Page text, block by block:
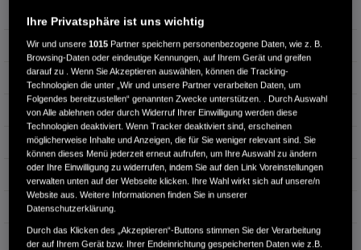
Türen 4
Leistung 135 kW / 184 PS
Hubraum 1.993 cm³
Erstzulassung 08.2025
Bauart SUV
Energieverbrauch kombiniert:
CO₂-Emissionen kombiniert: 135 g/km
Ihre Privatsphäre ist uns wichtig
Wir und unsere1015 Partner speichern personenbezogene Daten, wie z. B.
Browsing-Daten oder eindeutige Kennungen, auf Ihrem Gerät und greifen
darauf zu . Wenn Sie Akzeptieren auswählen, können die Tracking-
Technologien die unter „Wir und unsere Partner verarbeiten Daten, um
Folgendes bereitzustellen“ genannten Zwecke unterstützen. . Durch Auswahl
von Alle ablehnen oder durch Widerruf Ihrer Einwilligung werden diese
Technologien deaktiviert. Wenn Tracker deaktiviert sind, erscheinen
möglicherweise Inhalte und Anzeigen, die für Sie weniger relevant sind. Sie
können dieses Menü jederzeit erneut aufrufen, um Ihre Auswahl zu ändern
oder Ihre Einwilligung zu widerrufen, indem Sie auf den Link Voreinstellungen
verwalten unten auf der Webseite klicken. Ihre Wahl wirkt sich auf unsere/n
Website aus. Weitere Informationen finden Sie in unserer
Datenschutzerklärung.
Durch das Klicken des „Akzeptieren“-Buttons stimmen Sie der Verarbeitung
der auf Ihrem Gerät bzw. Ihrer Endeinrichtung gespeicherten Daten wie z.B.